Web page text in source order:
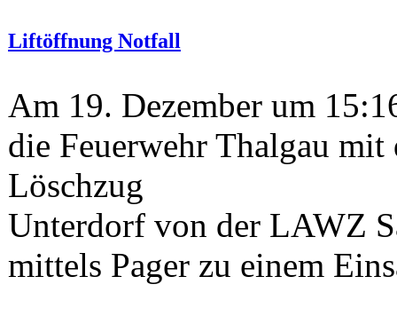
Liftöffnung Notfall
Am 19. Dezember um
die Feuerwehr Thalgau mit
Löschzug
Unterdorf von der LAWZ
mittels Pager zu einem